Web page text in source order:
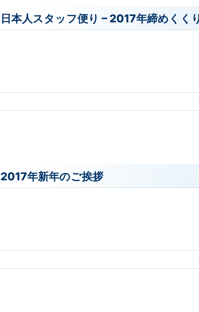
日本人スタッフ便り – 2017年締めくく
2017年新年のご挨拶